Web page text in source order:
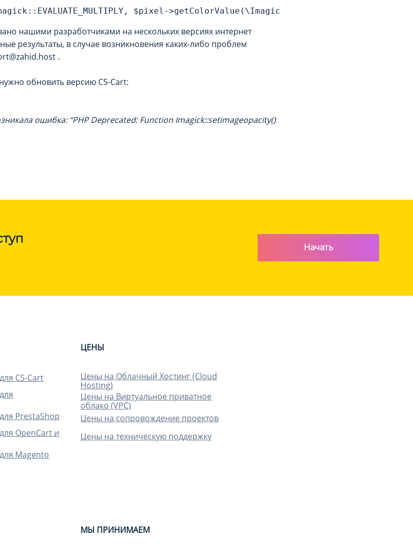
$pixel->getColorValue(\Imagick::COLOR_ALPHA),
нашими разработчиками на нескольких версиях интернет
результаты, в случае возникновения каких-либо проблем
.
обновить версию CS-Cart:
ошибка: “PHP Deprecated: Function Imagick::setimageopacity()
Начать
CS-Cart
PrestaShop
OpenCart и
Magento
ЦЕНЫ
Цены на Облачный Хостинг (Cloud
Hosting)
Цены на Виртуальное приватное
облако (VPC)
Цены на сопровождение проектов
Цены на техническую поддержку
МЫ ПРИНИМАЕМ